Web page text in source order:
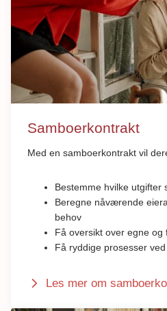
Samboerkontrakt
Med en samboerkontrakt vil
Bestemme hvilke utgifter
Beregne nåværende
behov
Få oversikt over egne og
Få ryddige prosesser
Les mer om